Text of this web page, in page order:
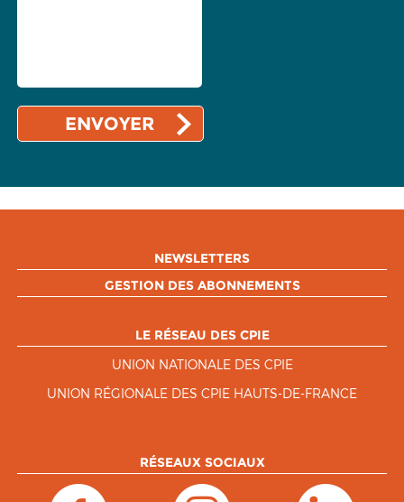
NEWSLETTERS
GESTION DES ABONNEMENTS
LE RÉSEAU DES CPIE
UNION NATIONALE DES CPIE
UNION RÉGIONALE DES CPIE HAUTS-DE-FRANCE
RÉSEAUX SOCIAUX